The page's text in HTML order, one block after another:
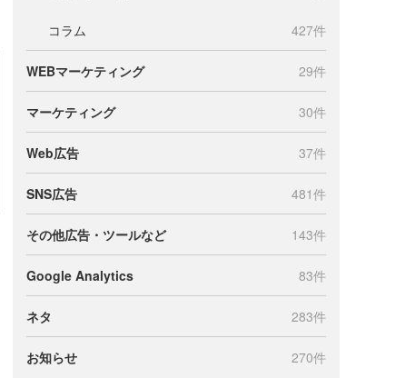
コラム 427件
WEBマーケティング 29件
マーケティング 30件
Web広告 37件
SNS広告 481件
その他広告・ツールなど 143件
Google Analytics 83件
ネタ 283件
お知らせ 270件